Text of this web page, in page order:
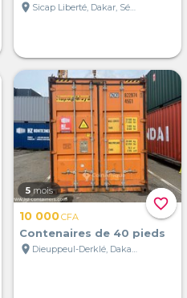
location_on
Sicap Liberté, Dakar, Sénégal
favorite_border
5 mois
10 000CFA
Contenaires de 40 pieds
location_on
Dieuppeul-Derklé, Dakar, Sénégal